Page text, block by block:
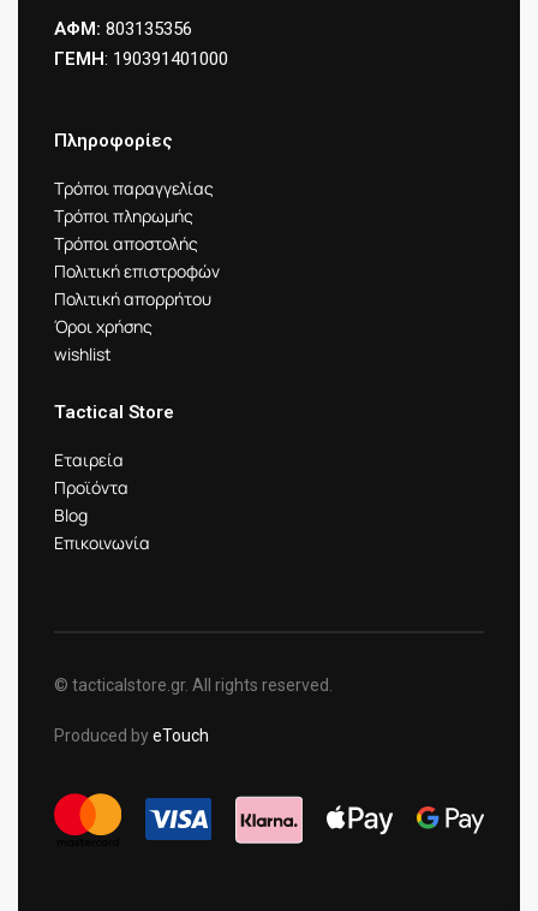
ΑΦΜ: 803135356
ΓΕΜΗ: 190391401000
Πληροφορίες
Τρόποι παραγγελίας
Τρόποι πληρωμής
Τρόποι αποστολής
Πολιτική επιστροφών
Πολιτική απορρήτου
Όροι χρήσης
wishlist
Tactical Store
Εταιρεία
Προϊόντα
Blog
Επικοινωνία
© tacticalstore.gr. All rights reserved.
Produced byeTouch